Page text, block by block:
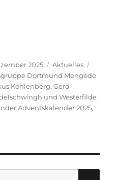
2025 Kategorien
Aktuelles
Dortmund Mengede
Kohlenberg,Gerd
und Westerfilde
Adventskalender 2025,